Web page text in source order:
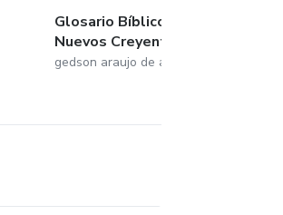
Glosario Bíblico para
Nuevos Creyentes
gedson araujo de almeida